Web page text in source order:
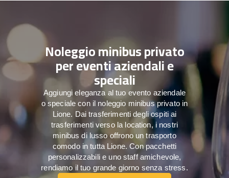
Noleggio minibus privato
per eventi aziendali e
speciali
Aggiungi eleganza al tuo evento aziendale
o speciale con il noleggio minibus privato in
Lione. Dai trasferimenti degli ospiti ai
trasferimenti verso la location, i nostri
minibus di lusso offrono un trasporto
comodo in tutta Lione. Con pacchetti
personalizzabili e uno staff amichevole,
rendiamo il tuo grande giorno senza stress.